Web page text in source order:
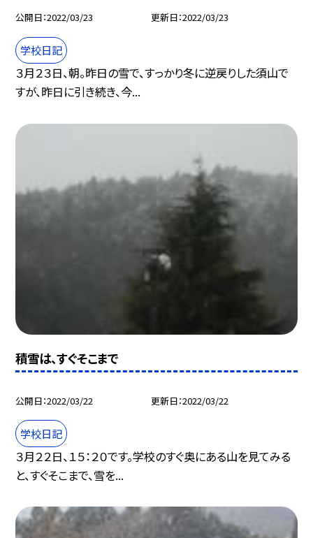
公開日 2022/03/23 更新日 2022/03/23
学校日記
３月２３日、朝。昨日の雪で、すっかり冬に逆戻りした須山で
すが、昨日に引き続き、今...
積雪は、すぐそこまで
公開日 2022/03/22 更新日 2022/03/22
学校日記
３月２２日、１５：２０です。学校のすぐ奥にある山を見てみる
と、すぐそこまで、雪を...